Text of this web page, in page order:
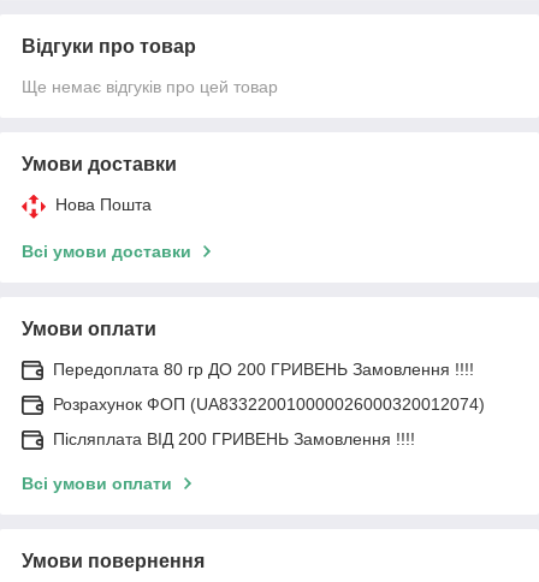
Відгуки про товар
Ще немає відгуків про цей товар
Умови доставки
Нова Пошта
Всі умови доставки
Умови оплати
Передоплата 80 гр ДО 200 ГРИВЕНЬ Замовлення !!!!
Розрахунок ФОП (UA833220010000026000320012074)
Післяплата ВІД 200 ГРИВЕНЬ Замовлення !!!!
Всі умови оплати
Умови повернення